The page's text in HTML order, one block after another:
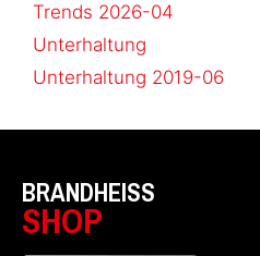
Trends 2026-04
Unterhaltung
Unterhaltung 2019-06
BRANDHEISS
SHOP